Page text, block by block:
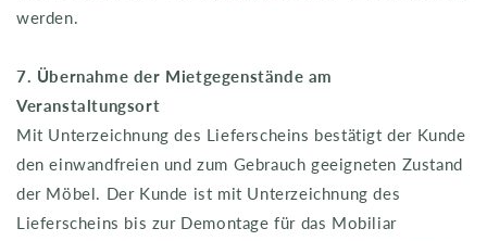
werden.
7. Übernahme der Mietgegenstände am
Veranstaltungsort
Mit Unterzeichnung des Lieferscheins bestätigt der Kunde
den einwandfreien und zum Gebrauch geeigneten Zustand
der Möbel. Der Kunde ist mit Unterzeichnung des
Lieferscheins bis zur Demontage für das Mobiliar